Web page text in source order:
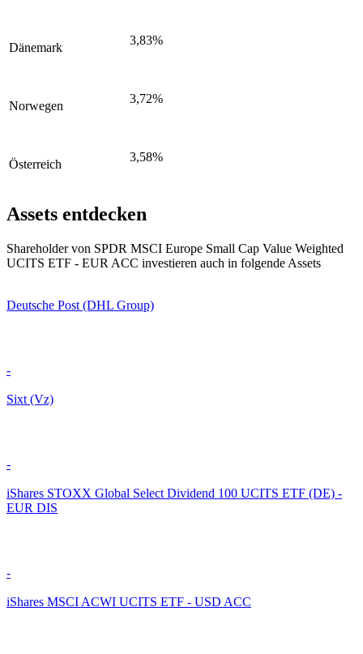
Dänemark
3,83%
Norwegen
3,72%
Österreich
3,58%
Assets entdecken
Shareholder von SPDR MSCI Europe Small Cap Value Weighted
UCITS ETF - EUR ACC investieren auch in folgende Assets
Deutsche Post (DHL Group)
-
Sixt (Vz)
-
iShares STOXX Global Select Dividend 100 UCITS ETF (DE) -
EUR DIS
-
iShares MSCI ACWI UCITS ETF - USD ACC